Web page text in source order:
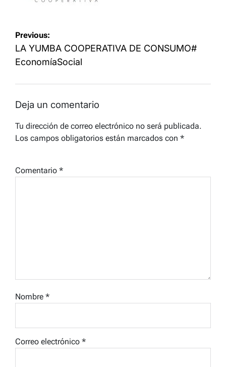
Navegación
de
entradas
Previous:
LA YUMBA COOPERATIVA DE CONSUMO#
EconomíaSocial
Deja un comentario
Tu dirección de correo electrónico no será publicada.
Los campos obligatorios están marcados con *
Comentario *
Nombre *
Correo electrónico *